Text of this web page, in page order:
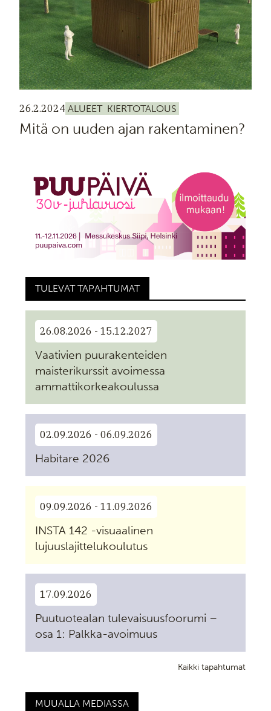
26.2.2024 ALUEET KIERTOTALOUS
Mitä on uuden ajan rakentaminen?
TULEVAT TAPAHTUMAT
26.08.2026 - 15.12.2027
Vaativien puurakenteiden
maisterikurssit avoimessa
ammattikorkeakoulussa
02.09.2026 - 06.09.2026
Habitare 2026
09.09.2026 - 11.09.2026
INSTA 142 -visuaalinen
lujuuslajittelukoulutus
17.09.2026
Puutuotealan tulevaisuusfoorumi –
osa 1: Palkka-avoimuus
Kaikki tapahtumat
MUUALLA MEDIASSA